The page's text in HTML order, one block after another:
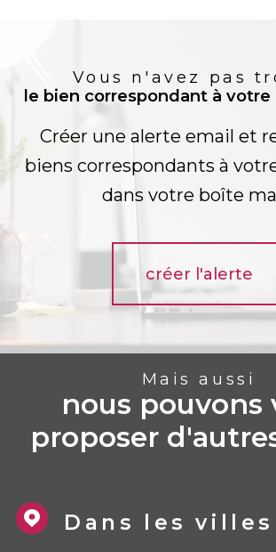
Vous n'avez pas
le bien correspondant à votre
Créer une alerte email et
biens correspondants à
dans votre boîte
créer l'alerte
Mais aussi
nous pouvons
proposer
Dans les villes